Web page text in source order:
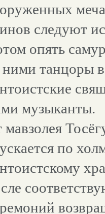
следуют
опять
ними танцоры
музыканты.
мавзолея
по